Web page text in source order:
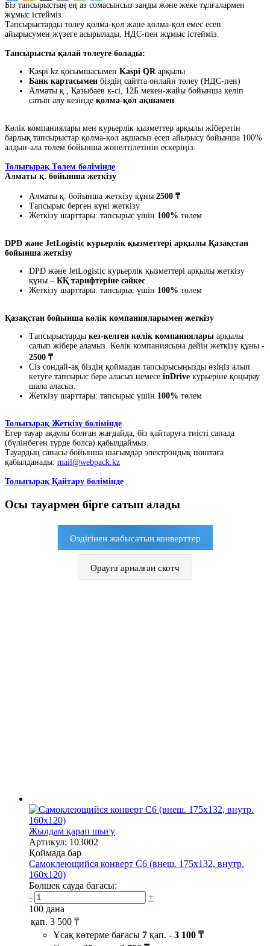
Біз тапсырыстың ең аз сомасынсыз заңды және жеке тұлғалармен
жұмыс істейміз.
Тапсырыстарды төлеу қолма-қол және қолма-қол емес есеп
айырысумен жүзеге асырылады, НДС-пен жұмыс істейміз.
Тапсырысты қалай төлеуге болады:
Kaspi.kz қосымшасымен Kaspi QRарқылы
Банк картасымен біздің сайтта онлайн төлеу (НДС-пен)
Алматы қ., Қазыбаев к-сі, 12Б мекен-жайы бойынша келіп
сатып алу кезінде қолма-қол ақшамен
Көлік компаниялары мен курьерлік қызметтер арқылы жіберетін
барлық тапсырыстар қолма-қол ақшасыз есеп айырысу бойынша 100%
алдын-ала төлем бойынша жөнелтілетінін ескеріңіз.
Толығырақ Төлем бөлімінде
Алматы қ. бойынша жеткізу
Алматы қ. бойынша жеткізу құны 2500 ₸
Тапсырыс берген күні жеткізу
Жеткізу шарттары: тапсырыс үшін 100% төлем
DPD және JetLogistic курьерлік қызметтері арқылы Қазақстан
бойынша жеткізу
DPD және JetLogistic курьерлік қызметтері арқылы жеткізу
құны – КҚ тарифтеріне сәйкес.
Жеткізу шарттары: тапсырыс үшін 100% төлем
Қазақстан бойынша көлік компанияларымен жеткізу
Тапсырыстарды кез-келген көлік компаниялары арқылы
салып жібере аламыз. Көлік компаниясына дейін жеткізу құны -
2500 ₸
Сіз сондай-ақ біздің қоймадан тапсырысыңызды өзіңіз алып
кетуге тапсырыс бере аласыз немесе inDrive курьеріне қоңырау
шала аласыз.
Жеткізу шарттары: тапсырыс үшін 100% төлем
Толығырақ Жеткізу бөлімінде
Егер тауар ақаулы болған жағдайда, біз қайтаруға тиісті сапада
(бүлінбеген түрде болса) қабылдаймыз.
Тауардың сапасы бойынша шағымдар электрондық поштаға
қабылданады: mail@webpack.kz
Толығырақ Қайтару бөлімінде
Осы тауармен бірге сатып алады
Өздігінен жабысатын конверттер
Орауға арналған скотч
Жылдам қарап шығу
Артикул: 103002
Қоймада бар
Самоклеющийся конверт С6 (внеш. 175х132, внутр.
160х120)
Бөлшек сауда бағасы:
-
+
100 дана
қап. 3 500 ₸
Ұсақ көтерме бағасы 7 қап. - 3 100 ₸